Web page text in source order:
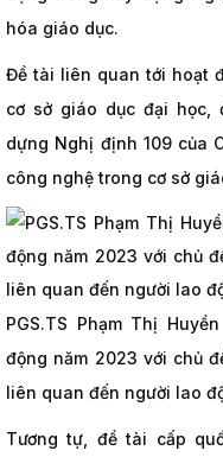
hóa giáo dục.
Đề tài liên quan tới hoạt
cơ sở giáo dục đại học,
dựng Nghị định 109 của
công nghệ trong cơ sở
PGS.TS Phạm Thị
động năm 2023 với chủ
liên quan đến người lao
Tương tự, đề tài cấp